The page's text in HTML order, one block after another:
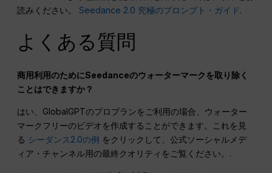
Seedanceのより包括的な使用方法を知りたい方は、以下をお
読みください。Seedance 2.0 究極のプロンプト・ガイド.
よくある質問